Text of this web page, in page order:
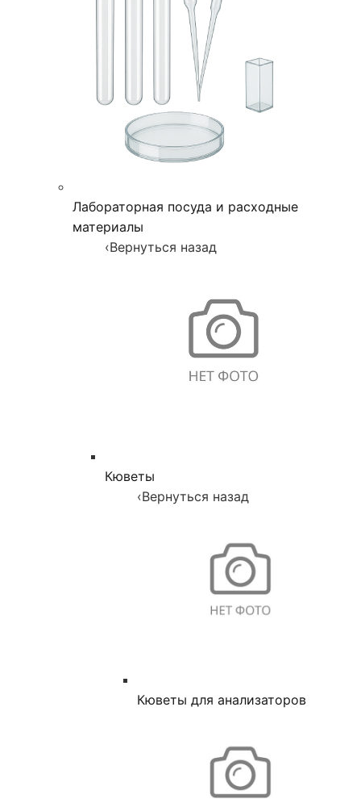
Лабораторная посуда и расходные
материалы
‹Вернуться назад
Кюветы
‹Вернуться назад
Кюветы для анализаторов